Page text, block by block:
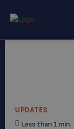
UPDATES
Less than 1 min.